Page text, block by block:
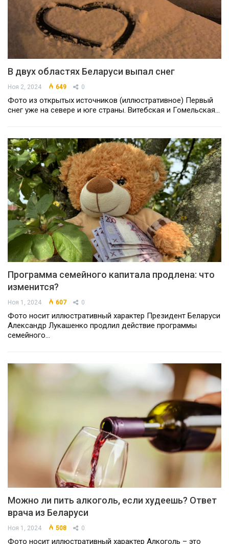
В двух областях Беларуси выпал снег
Ноя 2, 2024 649 0
Фото из открытых источников (иллюстративное) Первый
снег уже на севере и юге страны. Витебская и Гомельская…
Программа семейного капитала продлена: что
изменится?
Ноя 1, 2024 607 0
Фото носит иллюстративный характер Президент Беларуси
Александр Лукашенко продлил действие программы
семейного…
Можно ли пить алкоголь, если худеешь? Ответ
врача из Беларуси
Ноя 1, 2024 508 0
Фото носит иллюстративный характер Алкоголь – это